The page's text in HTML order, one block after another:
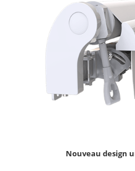
Nouveau design